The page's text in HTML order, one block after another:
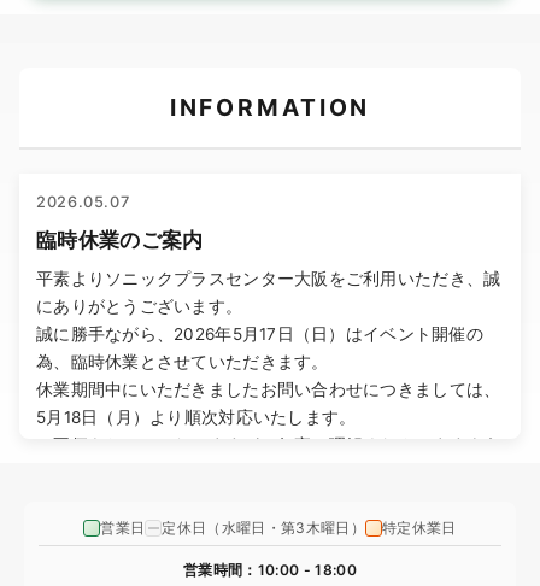
INFORMATION
2026.05.07
臨時休業のご案内
平素よりソニックプラスセンター大阪をご利用いただき、誠
にありがとうございます。
誠に勝手ながら、2026年5月17日（日）はイベント開催の
為、臨時休業とさせていただきます。
休業期間中にいただきましたお問い合わせにつきましては、
5月18日（月）より順次対応いたします。
ご不便をおかけいたしますが、何卒ご理解くださいますよう
2026.05.01
ゴールデンウィーク休業のご案内
営業日 定休日（水曜日・第3木曜日） 特定休業日
営業時間：10:00 - 18:00